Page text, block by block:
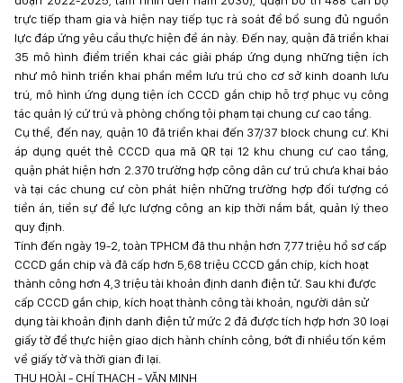
trực tiếp tham gia và hiện nay tiếp tục rà soát để bổ sung đủ nguồn
lực đáp ứng yêu cầu thực hiện đề án này. Đến nay, quận đã triển khai
35 mô hình điểm triển khai các giải pháp ứng dụng những tiện ích
như mô hình triển khai phần mềm lưu trú cho cơ sở kinh doanh lưu
trú, mô hình ứng dụng tiện ích CCCD gắn chip hỗ trợ phục vụ công
tác quản lý cứ trú và phòng chống tội phạm tại chung cư cao tầng.
Cụ thể, đến nay, quận 10 đã triển khai đến 37/37 block chung cư. Khi
áp dụng quét thẻ CCCD qua mã QR tại 12 khu chung cư cao tầng,
quận phát hiện hơn 2.370 trường hợp công dân cư trú chưa khai báo
và tại các chung cư còn phát hiện những trường hợp đối tượng có
tiền án, tiền sự để lực lượng công an kịp thời nắm bắt, quản lý theo
quy định.
Tính đến ngày 19-2, toàn TPHCM đã thu nhận hơn 7,77 triệu hồ sơ cấp
CCCD gắn chip và đã cấp hơn 5,68 triệu CCCD gắn chíp, kích hoạt
thành công hơn 4,3 triệu tài khoản định danh điện tử. Sau khi được
cấp CCCD gắn chip, kích hoạt thành công tài khoản, người dân sử
dụng tài khoản định danh điện tử mức 2 đã được tích hợp hơn 30 loại
giấy tờ để thực hiện giao dịch hành chính công, bớt đi nhiều tốn kém
về giấy tờ và thời gian đi lại.
THU HOÀI - CHÍ THẠCH - VĂN MINH